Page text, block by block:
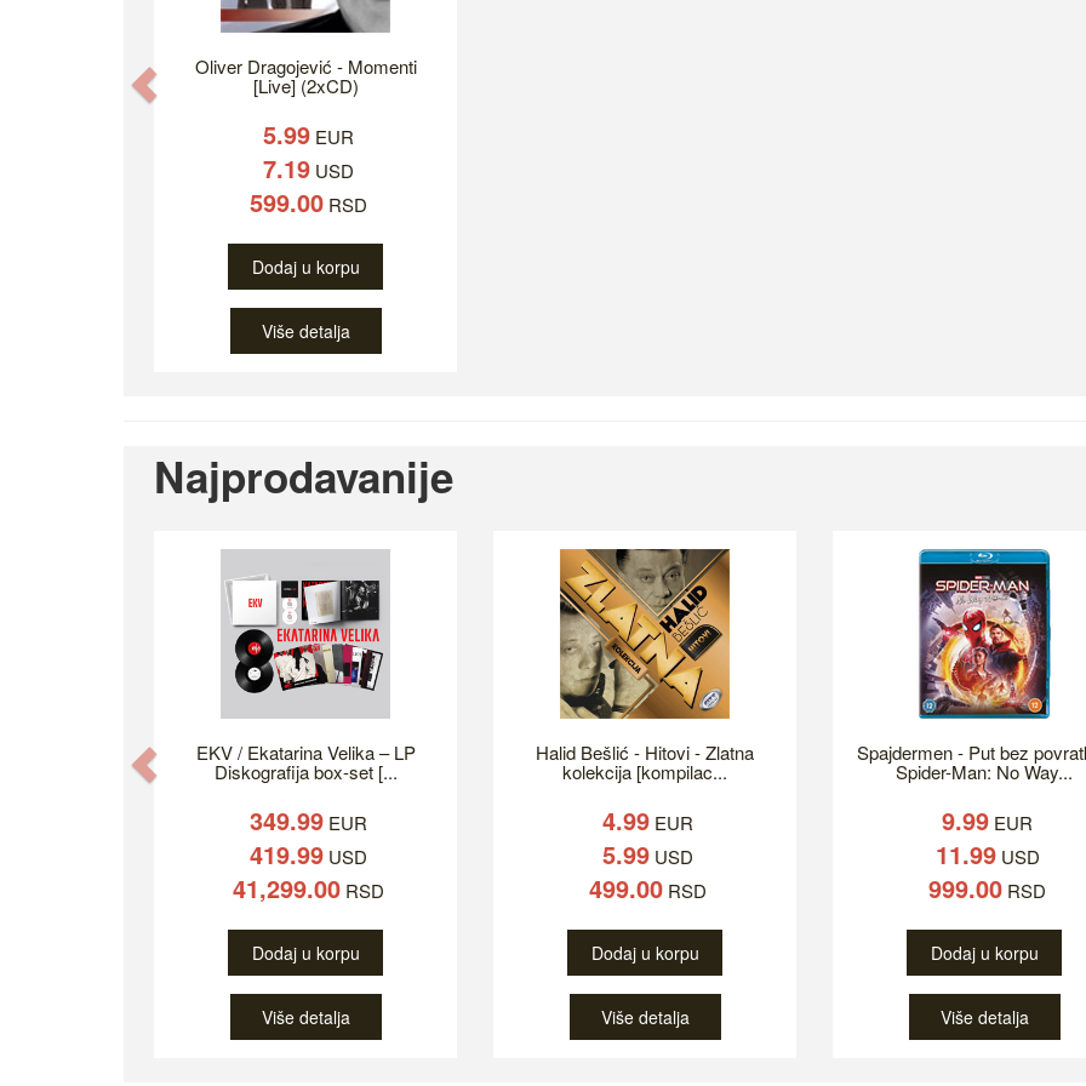
Oliver Dragojević - Momenti
[Live] (2xCD)
5.99 EUR
7.19 USD
599.00 RSD
Dodaj u korpu
Više detalja
Previous
Najprodavanije
EKV / Ekatarina Velika – LP
Diskografija box-set [...
349.99 EUR
419.99 USD
41,299.00 RSD
Dodaj u korpu
Više detalja
Halid Bešlić - Hitovi - Zlatna
kolekcija [kompilac...
4.99 EUR
5.99 USD
499.00 RSD
Dodaj u korpu
Više detalja
Spajdermen - Put bez
Spider-Man: No Way...
9.99 EUR
11.99USD
999.00 RSD
Dodaj u korpu
Više detalja
Previous